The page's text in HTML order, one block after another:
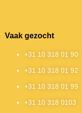
Vaak gezocht
+31 10 318 01 90
+31 10 318 01 92
+31 10 318 01 99
+31 10 318 0103